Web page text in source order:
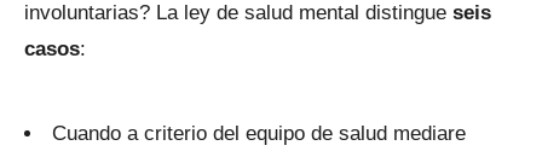
involuntarias? La ley de salud mental distingue seis
casos:
Cuando a criterio del equipo de salud mediare